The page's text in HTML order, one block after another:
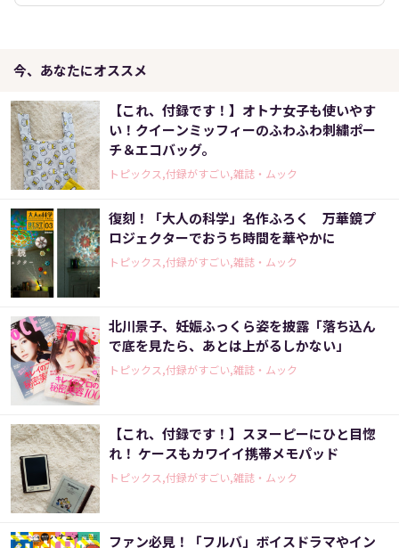
今、あなたにオススメ
【これ、付録です！】オトナ女子も使いやす
い！クイーンミッフィーのふわふわ刺繍ポー
チ＆エコバッグ。
トピックス,付録がすごい,雑誌・ムック
復刻！「大人の科学」名作ふろく 万華鏡プ
ロジェクターでおうち時間を華やかに
トピックス,付録がすごい,雑誌・ムック
北川景子、妊娠ふっくら姿を披露「落ち込ん
で底を見たら、あとは上がるしかない」
トピックス,付録がすごい,雑誌・ムック
【これ、付録です！】スヌーピーにひと目惚
れ！ ケースもカワイイ携帯メモパッド
トピックス,付録がすごい,雑誌・ムック
ファン必見！「フルバ」ボイスドラマやイン